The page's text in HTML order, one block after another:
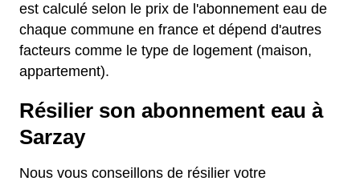
est calculé selon le prix de l'abonnement eau de
chaque commune en france et dépend d'autres
facteurs comme le type de logement (maison,
appartement).
Résilier son abonnement eau à
Sarzay
Nous vous conseillons de résilier votre